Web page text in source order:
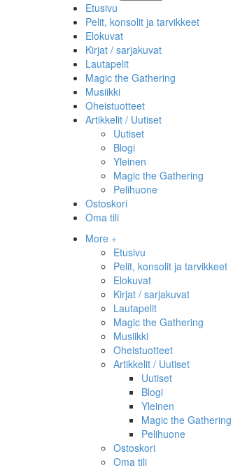
Etusivu
Pelit, konsolit ja tarvikkeet
Elokuvat
Kirjat / sarjakuvat
Lautapelit
Magic the Gathering
Musiikki
Oheistuotteet
Artikkelit / Uutiset
Uutiset
Blogi
Yleinen
Magic the Gathering
Pelihuone
Ostoskori
Oma tili
More
Etusivu
Pelit, konsolit ja tarvikkeet
Elokuvat
Kirjat / sarjakuvat
Lautapelit
Magic the Gathering
Musiikki
Oheistuotteet
Artikkelit / Uutiset
Uutiset
Blogi
Yleinen
Magic the Gathering
Pelihuone
Ostoskori
Oma tili